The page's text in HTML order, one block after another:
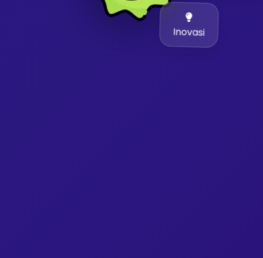
Inovasi